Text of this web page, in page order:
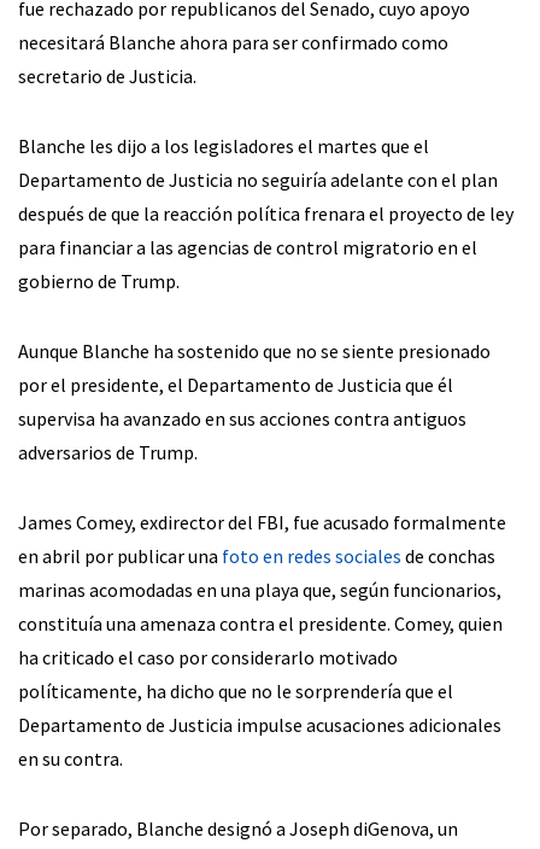
fue rechazado por republicanos del Senado, cuyo apoyo
necesitará Blanche ahora para ser confirmado como
secretario de Justicia.
Blanche les dijo a los legisladores el martes que el
Departamento de Justicia no seguiría adelante con el plan
después de que la reacción política frenara el proyecto de ley
para financiar a las agencias de control migratorio en el
gobierno de Trump.
Aunque Blanche ha sostenido que no se siente presionado
por el presidente, el Departamento de Justicia que él
supervisa ha avanzado en sus acciones contra antiguos
adversarios de Trump.
James Comey, exdirector del FBI, fue acusado formalmente
en abril por publicar una foto en redes sociales de conchas
marinas acomodadas en una playa que, según funcionarios,
constituía una amenaza contra el presidente. Comey, quien
ha criticado el caso por considerarlo motivado
políticamente, ha dicho que no le sorprendería que el
Departamento de Justicia impulse acusaciones adicionales
en su contra.
Por separado, Blanche designó a Joseph diGenova, un